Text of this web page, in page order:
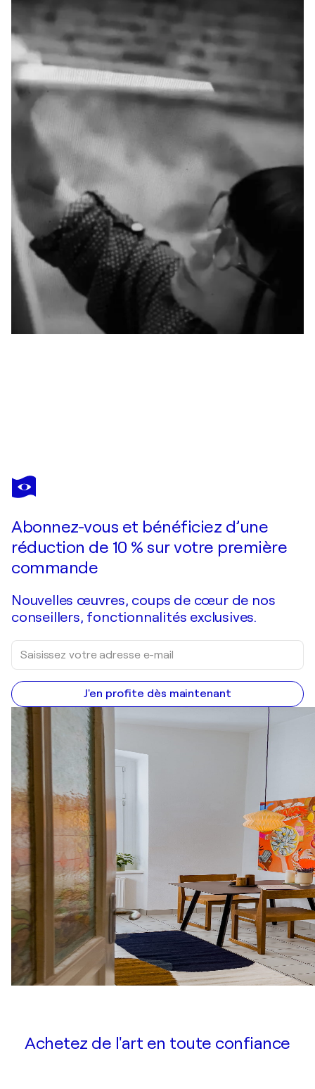
LY-ROSE
Matin Soleil
Abonnez-vous et bénéficiez d’une
réduction de 10 % sur votre première
commande
Nouvelles œuvres, coups de cœur de nos
conseillers, fonctionnalités exclusives.
J'en profite dès maintenant
Achetez de l'art en toute confiance